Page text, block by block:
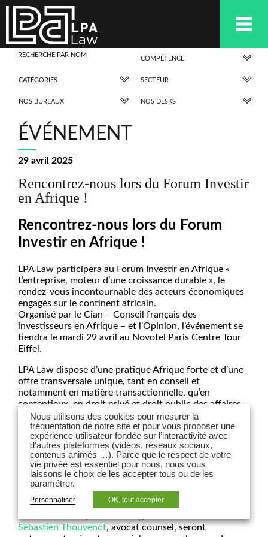
COMPÉTENCE
CATÉGORIES SECTEUR
NOS BUREAUX NOS DESKS
ÉVÉNEMENT
29 avril 2025
Rencontrez-nous lors du Forum Investir
en Afrique !
Rencontrez-nous lors du Forum
Investir en Afrique !
LPA Law participera au Forum Investir en Afrique «
L’entreprise, moteur d’une croissance durable », le
rendez-vous incontournable des acteurs économiques
engagés sur le continent africain.
Organisé par le Cian – Conseil français des
investisseurs en Afrique – et l’Opinion, l’événement se
tiendra le mardi 29 avril au Novotel Paris Centre Tour
Eiffel.
LPA Law dispose d’une pratique Afrique forte et d’une
offre transversale unique, tant en conseil et
notamment en matière transactionnelle, qu’en
contentieux, en droit privé et droit public des affaires.
Composée d’une cinquantaine d’avocats et d’associés,
l’équipe s’organise autour de ses desks parisiens et ses
implantations sur le continent africain, au travers de
ses bureaux au Maghreb (Casablanca et Alger) et en
Afrique subsaharienne (Cameroun), mais également à
Dubaï et en Asie (Japon, Chine, Hong Kong, Singapour,
Vietnam), pour renforcer les synergies Afrique-Asie et
consolider l’axe stratégique Moyen-Orient/Afrique.
Sébastien Thouvenot, avocat counsel, seront
Nous utilisons des cookies pour mesurer la
fréquentation de notre site et pour vous proposer une
expérience utilisateur fondée sur l’interactivité avec
d’autres plateformes (vidéos, réseaux sociaux,
contenus animés …). Parce que le respect de votre
vie privée est essentiel pour nous, nous vous
laissons le choix de les accepter tous ou de les
paramétrer.
Personnaliser OK, tout accepter